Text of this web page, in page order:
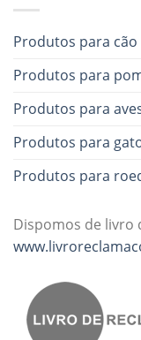
Produtos para cão
Produtos para
Produtos para
Produtos para
Produtos para
Dispomos de livro